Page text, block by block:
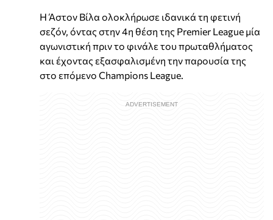
Η Άστον Βίλα ολοκλήρωσε ιδανικά τη φετινή
σεζόν, όντας στην 4η θέση της Premier League μία
αγωνιστική πριν το φινάλε του πρωταθλήματος
και έχοντας εξασφαλισμένη την παρουσία της
στο επόμενο Champions League.